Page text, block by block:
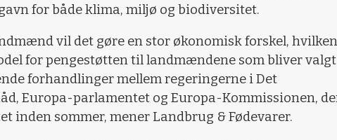
for både klima, miljø og biodiversitet.
vil det gøre en stor økonomisk forskel, hvilken
for pengestøtten til landmændene som bliver
forhandlinger mellem regeringerne i Det
Europa-parlamentet og Europa-Kommissionen,
inden sommer, mener Landbrug & Fødevarer.